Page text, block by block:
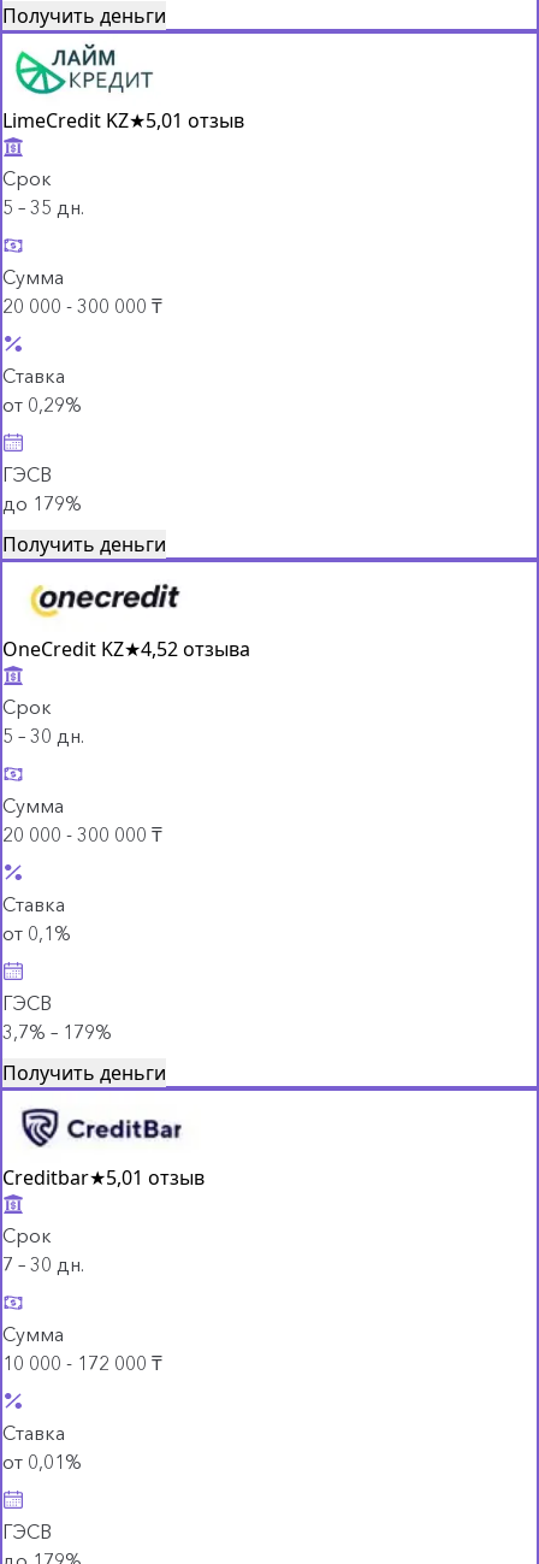
Получить деньги
LimeCredit KZ★5,01 отзыв
Срок
5 – 35 дн.
Сумма
20 000 - 300 000 ₸
Ставка
от 0,29%
ГЭСВ
до 179%
Получить деньги
OneCredit KZ★4,52 отзыва
Срок
5 – 30 дн.
Сумма
20 000 - 300 000 ₸
Ставка
от 0,1%
ГЭСВ
3,7% – 179%
Получить деньги
Creditbar★5,01 отзыв
Срок
7 – 30 дн.
Сумма
10 000 - 172 000 ₸
Ставка
от 0,01%
ГЭСВ